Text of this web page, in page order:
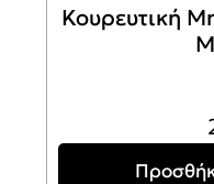
Κουρευτική